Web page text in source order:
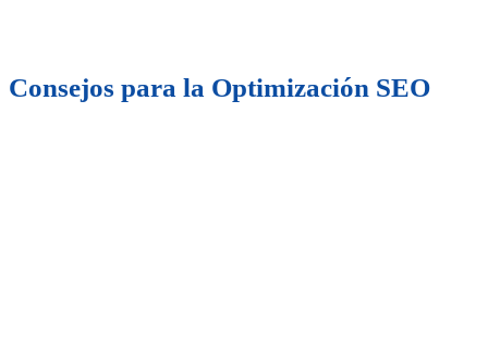
Consejos para la Optimización SEO